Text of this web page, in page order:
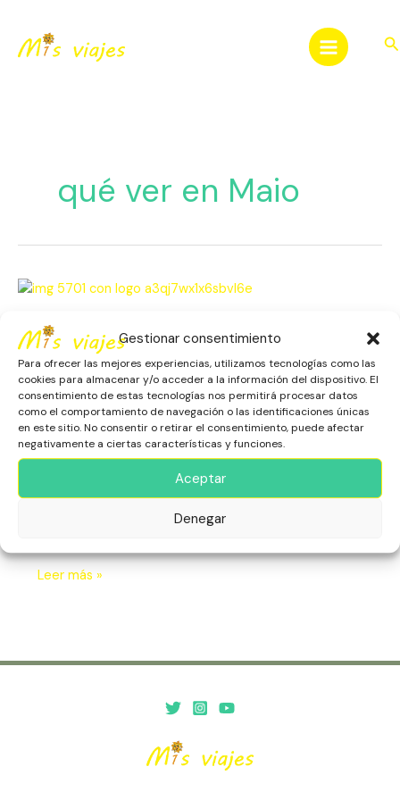
Gestionar consentimiento
Para ofrecer las mejores experiencias, utilizamos tecnologías como las
cookies para almacenar y/o acceder a la información del dispositivo. El
consentimiento de estas tecnologías nos permitirá procesar datos
como el comportamiento de navegación o las identificaciones únicas
en este sitio. No consentir o retirar el consentimiento, puede afectar
negativamente a ciertas características y funciones.
Aceptar
Denegar
contenido
qué ver en Maio
Isla de Maio en Cabo Verde: Un
Refugio Secreto
África,Cabo Verde,Escapadas, Isla de Maio,Naturaleza
Playas
La Isla de Maio, en Cabo Verde, es un destino tranquilo y
turquesas y paisajes naturales. Ofrece un refugio ideal
autenticidad de la vida isleña.
Isla
Maio
en
Cabo
Verde:
Un
Refugio
Secreto
Leer más »